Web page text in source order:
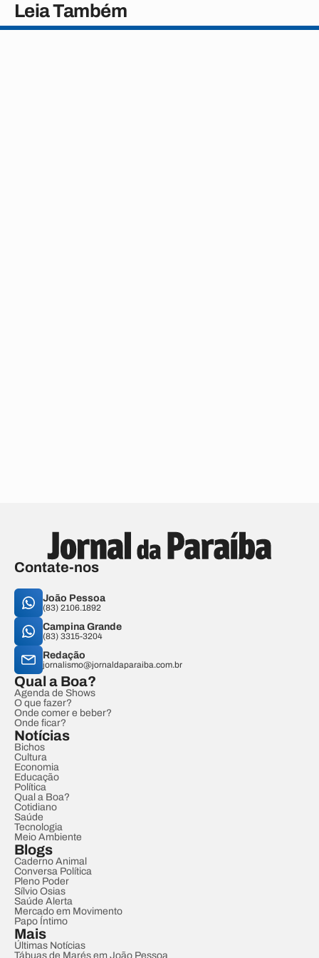
Leia Também
Contate-nos
João Pessoa
(83) 2106.1892
Campina Grande
(83) 3315-3204
Redação
jornalismo@jornaldaparaiba.com.br
Qual a Boa?
Agenda de Shows
O que fazer?
Onde comer e beber?
Onde ficar?
Notícias
Bichos
Cultura
Economia
Educação
Política
Qual a Boa?
Cotidiano
Saúde
Tecnologia
Meio Ambiente
Blogs
Caderno Animal
Conversa Política
Pleno Poder
Sílvio Osias
Saúde Alerta
Mercado em Movimento
Papo Íntimo
Mais
Últimas Notícias
Tábuas de Marés em João Pessoa